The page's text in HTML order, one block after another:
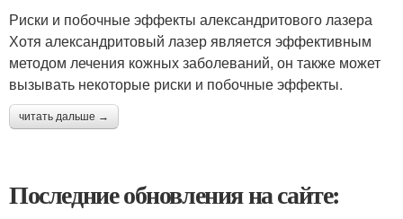
Риски и побочные эффекты александритового лазера
Хотя александритовый лазер является эффективным
методом лечения кожных заболеваний, он также может
вызывать некоторые риски и побочные эффекты.
читать дальше →
Последние обновления на сайте: